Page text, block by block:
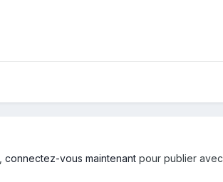
connectez-vous maintenant pour publier